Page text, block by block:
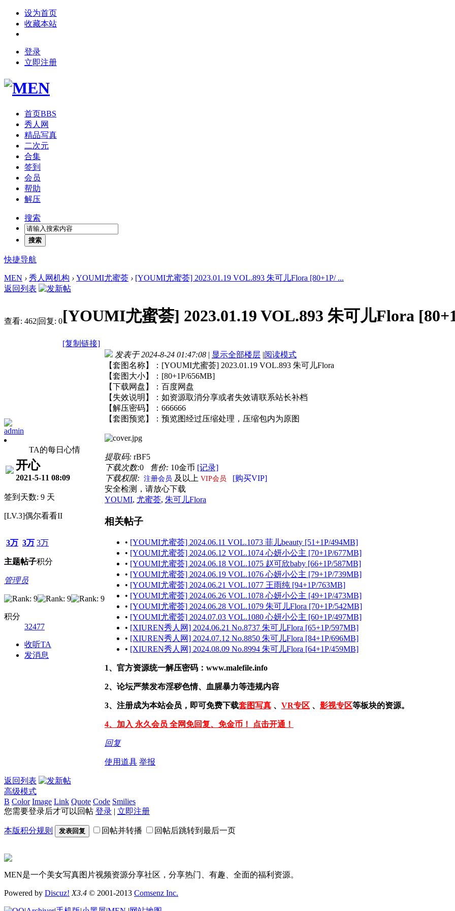
设为首页
收藏本站
登录
立即注册
首页BBS
秀人网
精品写真
二次元
合集
签到
会员
帮助
解压
搜索
搜索
快捷导航
MEN › 秀人网机构 › YOUMI尤蜜荟 › [YOUMI尤蜜荟] 2023.01.19 VOL.893 朱可儿Flora [80+1P/ ...
返回列表
查看: 462|回复: 0[YOUMI尤蜜荟] 2023.01.19 VOL.893 朱可儿Flora
[复制链接]
admin
TA的每日心情
开心
2021-5-11 08:09
签到天数: 9 天
[LV.3]偶尔看看II
3万
主题
3万
帖子
3万
积分
管理员
积分
32477
收听TA
发消息
发表于 2024-8-24 01:47:08 | 显示全部楼层 |阅读模式
【套图名称】：[YOUMI尤蜜荟] 2023.01.19 VOL.893 朱可儿Flora
【套图大小】：[80+1P/656MB]
【下载网盘】：百度网盘
【失效说明】：如资源取消分享或者失效请联系站长补档
【解压密码】：666666
【套图预览】：预览图经过压缩处理，压缩包内为原图
提取码: rBF5
下载次数:0 售价: 10金币 [记录]
下载权限: 注册会员 及以上 VIP会员
[购买VIP]
安全检测，请放心下载
YOUMI, 尤蜜荟, 朱可儿Flora
相关帖子
• [YOUMI尤蜜荟] 2024.06.11 VOL.1073 菲儿beauty [51+1P/494MB]
• [YOUMI尤蜜荟] 2024.06.12 VOL.1074 心妍小公主 [70+1P/677MB]
• [YOUMI尤蜜荟] 2024.06.18 VOL.1075 赵可欣baby [66+1P/587MB]
• [YOUMI尤蜜荟] 2024.06.19 VOL.1076 心妍小公主 [79+1P/739MB]
• [YOUMI尤蜜荟] 2024.06.21 VOL.1077 王雨纯 [94+1P/763MB]
• [YOUMI尤蜜荟] 2024.06.26 VOL.1078 心妍小公主 [49+1P/473MB]
• [YOUMI尤蜜荟] 2024.06.28 VOL.1079 朱可儿Flora [70+1P/542MB]
• [YOUMI尤蜜荟] 2024.07.03 VOL.1080 心妍小公主 [60+1P/497MB]
• [XIUREN秀人网] 2024.06.21 No.8737 朱可儿Flora [65+1P/597MB]
• [XIUREN秀人网] 2024.07.12 No.8850 朱可儿Flora [84+1P/696MB]
• [XIUREN秀人网] 2024.08.09 No.8994 朱可儿Flora [64+1P/459MB]
1、官方资源统一解压密码：www.malefile.info
2、论坛严禁发布淫秽色情、血腥暴力等违规内容
3、注册成为本站会员，即可免费下载套图写真 、 VR专区 、 影视专区等板块的资源。
4、加入 永久会员 全网免回复、免金币！ 点击开通！
回复
使用道具 举报
返回列表
高级模式
B Color Image Link Quote Code Smilies
您需要登录后才可以回帖 登录 | 立即注册
本版积分规则 发表回复 回帖并转播 回帖后跳转到最后一页
MEN是一个美女写真图片视频资源分享社区，分享热门、有趣、全面的福利资源。
Powered by Discuz! X3.4 © 2001-2013 Comsenz Inc.